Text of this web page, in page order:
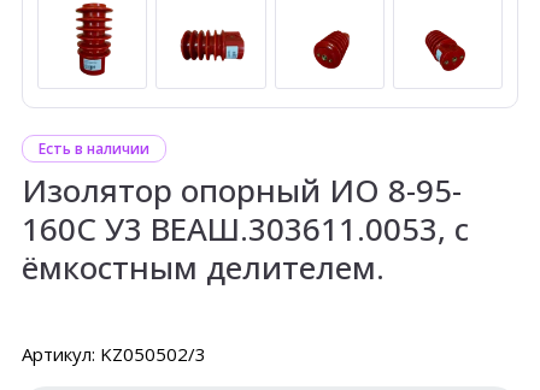
Есть в наличии
Изолятор опорный ИО 8-95-
160С У3 ВЕАШ.303611.0053, с
ёмкостным делителем.
Артикул: KZ050502/3